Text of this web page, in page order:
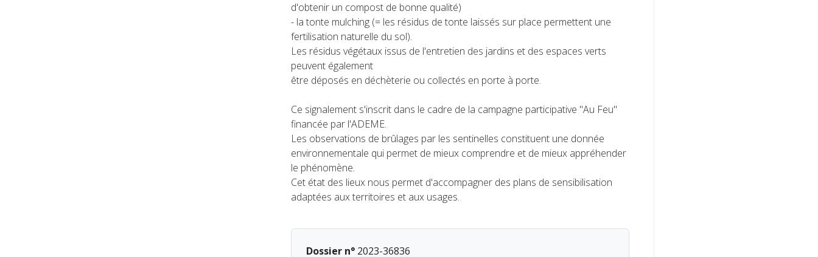
d'obtenir un compost de bonne qualité)
- la tonte mulching (= les résidus de tonte laissés sur place permettent une
fertilisation naturelle du sol).
Les résidus végétaux issus de l'entretien des jardins et des espaces verts
peuvent également
être déposés en déchèterie ou collectés en porte à porte.
Ce signalement s'inscrit dans le cadre de la campagne participative "Au Feu"
financée par l'ADEME.
Les observations de brûlages par les sentinelles constituent une donnée
environnementale qui permet de mieux comprendre et de mieux appréhender
le phénomène.
Cet état des lieux nous permet d'accompagner des plans de sensibilisation
adaptées aux territoires et aux usages.
Dossier n°2023-36836